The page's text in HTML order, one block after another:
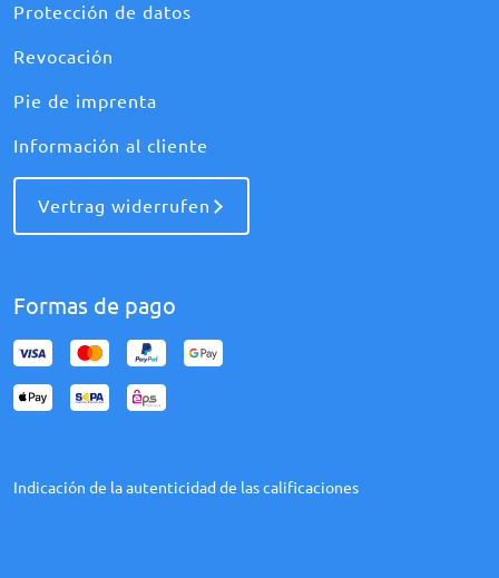
Protección de datos
Revocación
Pie de imprenta
Información al cliente
Vertrag widerrufen
Formas de pago
Indicación de la autenticidad de las calificaciones